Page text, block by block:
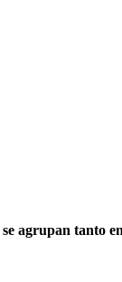
agrupan tanto